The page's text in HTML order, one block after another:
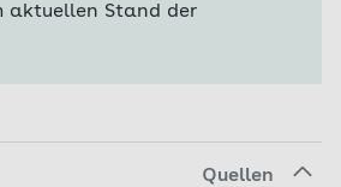
aktuellen Stand der
Quellen